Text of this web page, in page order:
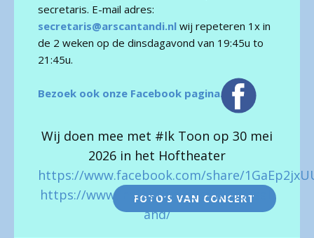
secretaris. E-mail adres:
secretaris@arscantandi.nl wij repeteren 1x in
de 2 weken op de dinsdagavond van 19:45u to
21:45u.
Bezoek ook onze Facebook pagina.
FOTO’S VAN CONCERT
Wij doen mee met #Ik Toon op 30 mei
2026 in het Hoftheater
https://www.facebook.com/share/
https://www.instagram.com/iktoonsall
and/